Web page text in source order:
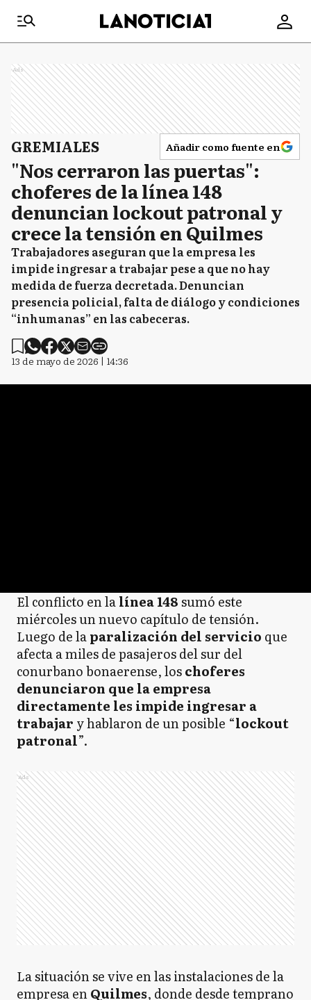
Ads
GREMIALES Añadir como fuente en
"Nos cerraron las puertas":
choferes de la línea 148
denuncian lockout patronal y
crece la tensión en Quilmes
Trabajadores aseguran que la empresa les
impide ingresar a trabajar pese a que no hay
medida de fuerza decretada. Denuncian
presencia policial, falta de diálogo y condiciones
“inhumanas” en las cabeceras.
13 de mayo de 2026 | 14:36
El conflicto en lalínea 148sumó este
miércoles un nuevo capítulo de tensión.
Luego de laparalización del servicio que
afecta a miles de pasajeros del sur del
conurbano bonaerense, loschoferes
denunciaron que la empresa
directamente les impide ingresar a
trabajar y hablaron de un posible “lockout
patronal”.
Ads
La situación se vive en las instalaciones de la
empresa enQuilmes, donde desde temprano